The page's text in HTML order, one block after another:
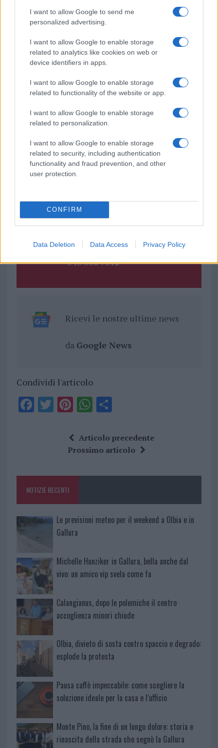
I want to allow Google to send me
personalized advertising.
I want to allow Google to enable storage
related to analytics like cookies on web or
device identifiers in apps.
I want to allow Google to enable storage
related to functionality of the website or app.
I want to allow Google to enable storage
related to personalization.
I want to allow Google to enable storage
related to security, including authentication
functionality and fraud prevention, and other
user protection.
CONFIRM
Data Deletion Data Access Privacy Policy
Sei già abbonato?
Puoi effettuare l'accesso andando nella
sezioneLogindal menù del sito o
cliccandoqui
Musica Berchidda
Notizie Berchidda
Paolo Fresu
Sa Casara Berchidda
Notizie in tempo reale?
Entra nel canale telegram di
GalluraOggi.it
Inviaci le tue segnalazioni,
i tuoi video e le tue foto
Su WhatsApp al numero +39
345 356 7512
Ricevi le nostre ultime news
da Google News
Condividi l'articolo
F
o
k
T Pi
te
re
W
at
s
p
S
a
re
Articolo precedente
Prossimo articolo
NOTIZIE RECENTI
Le previsioni meteo per il weekend a Olbia e in
Gallura
Michelle Hunziker in Gallura, bella anche dal
vivo: un amico vip svela come fa
Calangianus, dopo le polemiche il centro
accoglienza minori chiude
Olbia, divieto di sosta contro spaccio e degrado:
esplode la protesta
Pausa caffè impeccabile: come scegliere la
soluzione ideale per la casa e l’ufficio
Monte Pino, la fine di un lungo dolore: storia e
rinascita della strada che segnò la Gallura